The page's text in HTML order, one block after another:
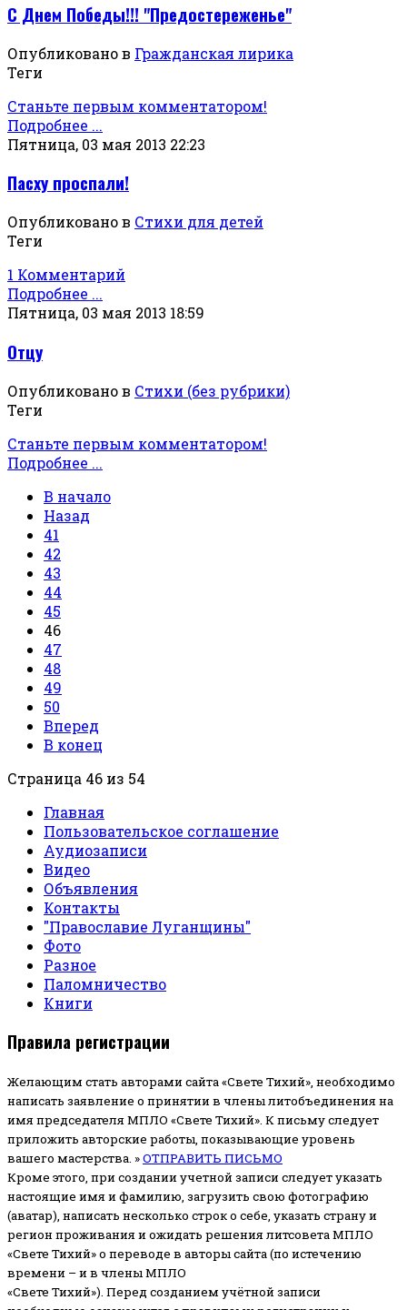
С Днем Победы!!! "Предостереженье"
Опубликовано в Гражданская лирика
Теги
Станьте первым комментатором!
Подробнее ...
Пятница, 03 мая 2013 22:23
Пасху проспали!
Опубликовано в Стихи для детей
Теги
1 Комментарий
Подробнее ...
Пятница, 03 мая 2013 18:59
Отцу
Опубликовано в Стихи (без рубрики)
Теги
Станьте первым комментатором!
Подробнее ...
В начало
Назад
41
42
43
44
45
46
47
48
49
50
Вперед
В конец
Страница 46 из 54
Главная
Пользовательское соглашение
Аудиозаписи
Видео
Объявления
Контакты
"Православие Луганщины"
Фото
Разное
Паломничество
Книги
Правила регистрации
Желающим стать авторами сайта «Свете Тихий», необходимо
написать заявление о принятии в члены литобъединения на
имя председателя МПЛО «Свете Тихий». К письму следует
приложить авторские работы, показывающие уровень
вашего мастерства. »ОТПРАВИТЬ ПИСЬМО
Кроме этого, при создании учетной записи следует указать
настоящие имя и фамилию, загрузить свою фотографию
(аватар), написать несколько строк о себе, указать страну и
регион проживания и ожидать решения литсовета МПЛО
«Свете Тихий» о переводе в авторы сайта (по истечению
времени – и в члены МПЛО
«Свете Тихий»). Перед созданием учётной записи